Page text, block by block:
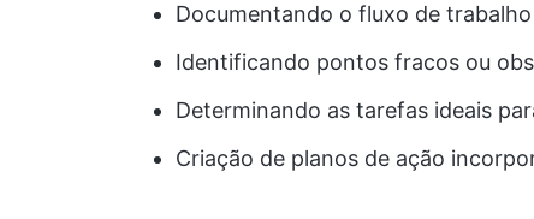
Documentando o fluxo de
Identificando pontos fracos ou
Determinando as tarefas ideais
Criação de planos de ação